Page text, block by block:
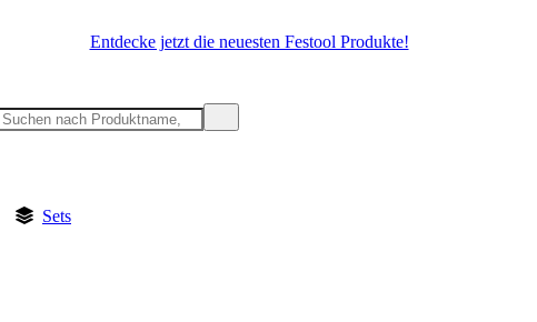
Entdecke jetzt die neuesten Festool Produkte!
Sets